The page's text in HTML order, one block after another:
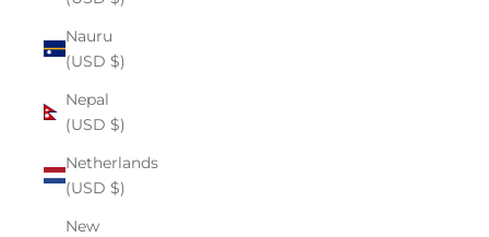
Nauru
(USD $)
Nepal
(USD $)
Netherlands
(USD $)
New